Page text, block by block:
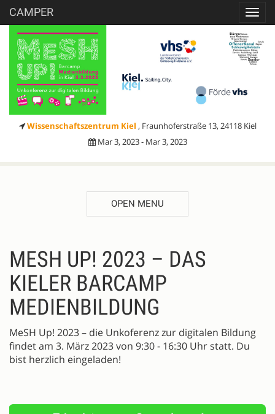
CAMPER
Wissenschaftszentrum Kiel , Fraunhoferstraße 13, 24118 Kiel
Mar 3, 2023 - Mar 3, 2023
OPEN MENU
DESCRIPTION
MESH UP! 2023 – DAS
KIELER BARCAMP
MEDIENBILDUNG
MeSH Up! 2023 – die Unkoferenz zur digitalen Bildung
findet am 3. März 2023 von 9:30 - 16:30 Uhr statt. Du
bist herzlich eingeladen!